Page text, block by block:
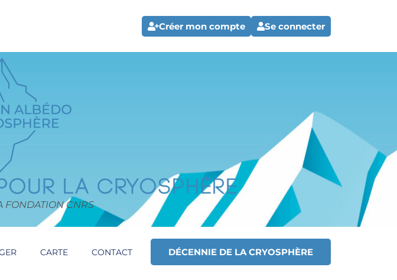
Créer mon compte Se connecter
FONDATION CNRS
CARTE CONTACT DÉCENNIE DE LA CRYOSPHÈRE